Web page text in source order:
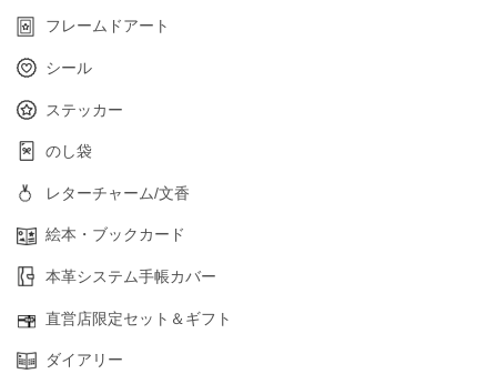
フレームドアート
シール
ステッカー
のし袋
レターチャーム/文香
絵本・ブックカード
本革システム手帳カバー
直営店限定セット＆ギフト
ダイアリー